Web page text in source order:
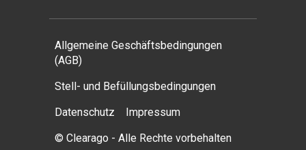
Allgemeine Geschäftsbedingungen
(AGB)
Stell- und Befüllungsbedingungen
Datenschutz
Impressum
© Clearago - Alle Rechte vorbehalten